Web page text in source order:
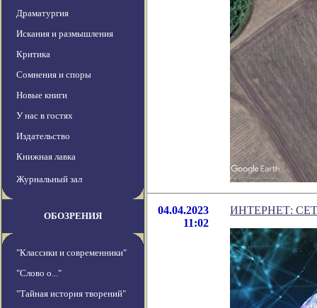
Драматургия
Искания и размышления
Критика
Сомнения и споры
Новые книги
У нас в гостях
Издательство
Книжная лавка
Журнальный зал
ОБОЗРЕНИЯ
"Классики и современники"
"Слово о..."
"Тайная история творений"
04.04.2023
11:02
ИНТЕРНЕТ: